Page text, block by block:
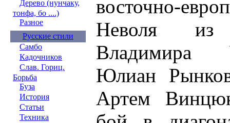
Дерево (нунчаку,
тонфа, бо ....)
Разное
Русские стили
Самбо
Кадочников
Слав. Гориц.
Борьба
Буза
История
Статьи
Техника
восточно-
Неволя
Владимира
Юлиан
Артем